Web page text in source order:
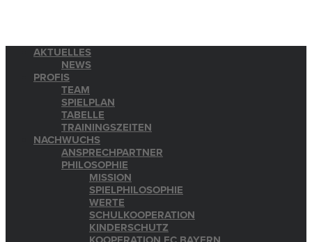
AKTUELLES
NEWS
PROFIS
TEAM
SPIELPLAN
TABELLE
TRAININGSZEITEN
NACHWUCHS
ANSPRECHPARTNER
PHILOSOPHIE
MISSION
SPIELPHILOSOPHIE
WERTE
SCHULKOOPERATION
KINDERSCHUTZ